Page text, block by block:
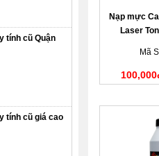
Nạp mực
Laser
Mã
tính cũ Quận
tính cũ giá cao